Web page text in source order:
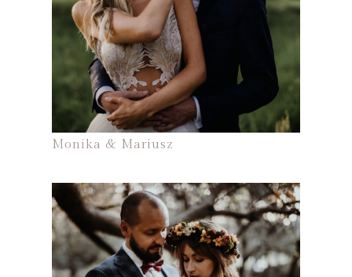
Monika & Mariusz